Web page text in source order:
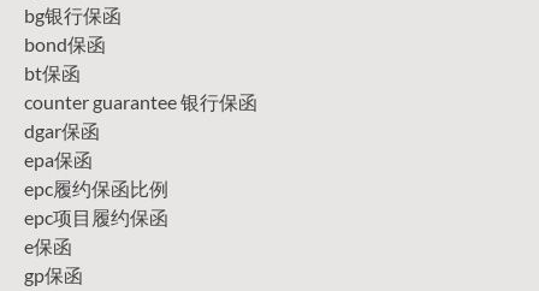
bg银行保函
bond保函
bt保函
counter guarantee 银行保函
dgar保函
epa保函
epc履约保函比例
epc项目履约保函
e保函
gp保函